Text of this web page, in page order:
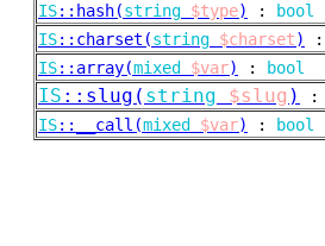
IS:: hash(string $type) :
bool
IS:: charset(string $charset) :
IS:: array(mixed $var) : bool
IS :: slug( string $slug ) :
IS:: __call(mixed $var) : bool